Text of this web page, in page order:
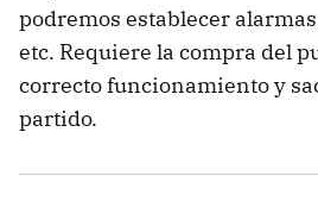
podremos establecer
etc. Requiere la compra del
correcto funcionamiento y
partido.